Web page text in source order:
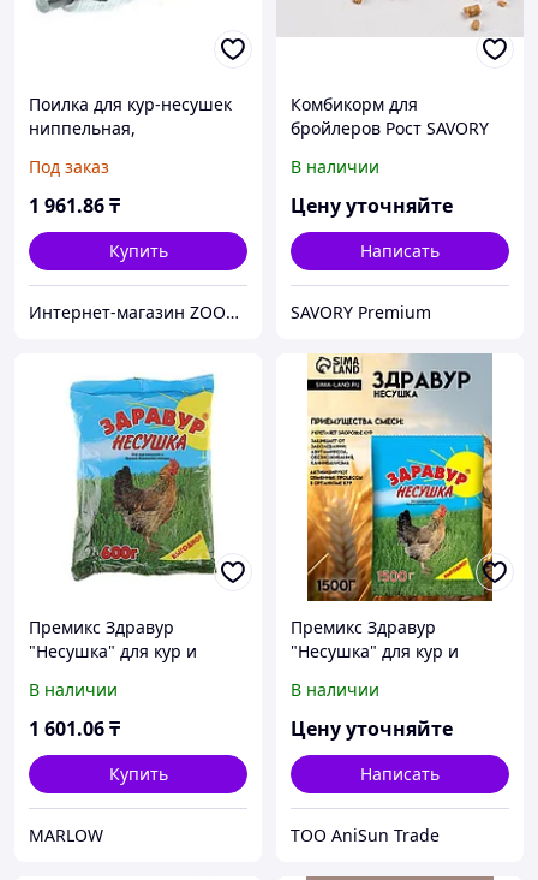
Поилка для кур-несушек
ниппельная,
Под заказ
1 961.86₸
Купить
Интернет-магазин ZOOVET.KZ
Комбикорм для
бройлеров Рост SAVORY
В наличии
Цену уточняйте
Написать
SAVORY Premium
Премикс Здравур
"Несушка" для кур и
минеральная добавка,
600 гр,
В наличии
1 601.06₸
Купить
MARLOW
Премикс Здравур
"Несушка" для кур и
минеральная добавка, 1,5
кг,
В наличии
Цену уточняйте
Написать
ТОО AniSun Trade